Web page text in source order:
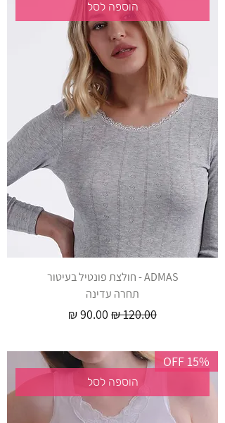
הוספה לסל
ADMAS - חולצת פונטיל בעיטור
תחרה עדינה
מחיר רגיל מחיר מבצע
הוספה לסל
15% OFF